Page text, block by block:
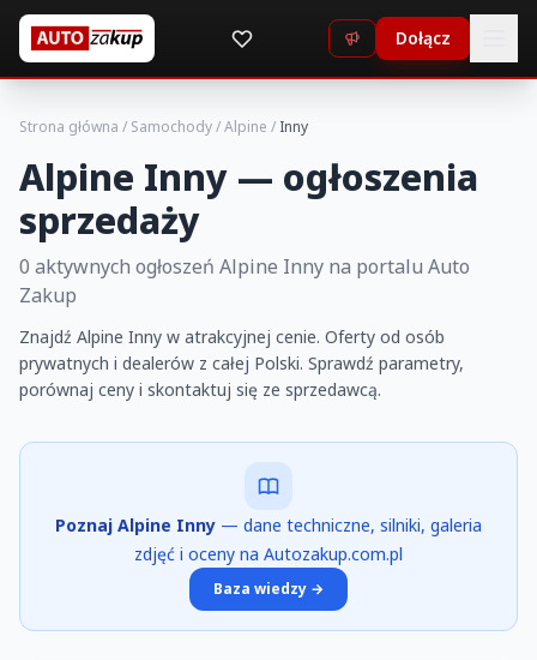
Dołącz
Strona główna / Samochody/Alpine / Inny
Alpine Inny — ogłoszenia
sprzedaży
0 aktywnych ogłoszeń Alpine Inny na portalu Auto
Zakup
Znajdź Alpine Inny w atrakcyjnej cenie. Oferty od osób
prywatnych i dealerów z całej Polski. Sprawdź parametry,
porównaj ceny i skontaktuj się ze sprzedawcą.
Poznaj Alpine Inny — dane techniczne, silniki, galeria
zdjęć i oceny na Autozakup.com.pl
Baza wiedzy →